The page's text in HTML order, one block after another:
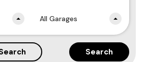
All Garages
Search